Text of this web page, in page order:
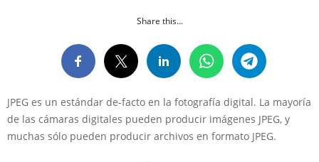
Share this...
JPEG es un estándar de-facto en la fotografía digital. La mayoría
de las cámaras digitales pueden producir imágenes JPEG, y
muchas sólo pueden producir archivos en formato JPEG.